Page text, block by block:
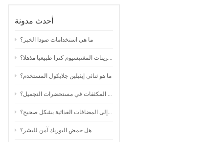
أحدث مدونة
ما هي استخدامات صودا الخبز؟
لماذا تعتبر كبريتات المغنيسيوم كنزا طبيعيا مذهلا؟
ما هو ثنائي إيثيلين جلايكول المستخدم؟
ما هي آثار المكثفات في مستحضرات التجميل؟
كيف ننظر إلى المضافات الغذائية بشكل صحيح؟
هل حمض البوريك آمن للبشر؟